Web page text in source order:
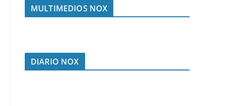
MULTIMEDIOS NOX
DIARIO NOX